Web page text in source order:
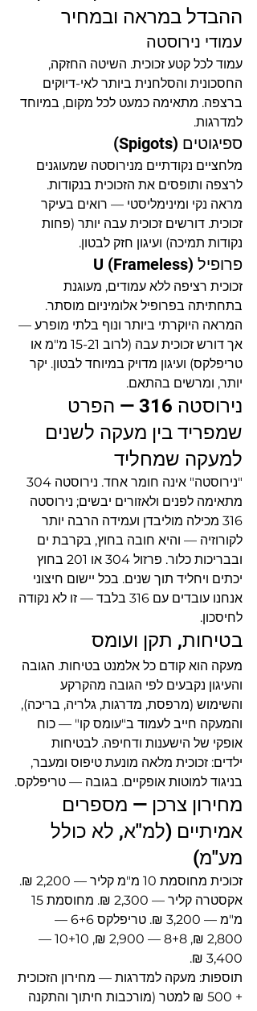
ההבדל במראה ובמחיר
עמודי נירוסטה
עמוד לכל קטע זכוכית. השיטה החזקה,
החסכונית והסלחנית ביותר לאי-דיוקים
ברצפה. מתאימה כמעט לכל מקום, במיוחד
למדרגות.
ספיגוטים (Spigots)
מלחציים נקודתיים מנירוסטה שמעוגנים
לרצפה ותופסים את הזכוכית בנקודות.
מראה נקי ומינימליסטי — רואים בעיקר
זכוכית. דורשים זכוכית עבה יותר (פחות
נקודות תמיכה) ועיגון חזק לבטון.
פרופיל U (Frameless)
זכוכית רציפה ללא עמודים, מעוגנת
בתחתיתה בפרופיל אלומיניום מוסתר.
המראה היוקרתי ביותר ונוף בלתי מופרע —
אך דורש זכוכית עבה (לרוב 15-21 מ"מ או
טריפלקס) ועיגון מדויק במיוחד לבטון. יקר
יותר, ומרשים בהתאם.
נירוסטה 316 — הפרט
שמפריד בין מעקה לשנים
למעקה שמחליד
מתאימה לפנים ולאזורים יבשים; נירוסטה
316 מכילה מוליבדן ועמידה הרבה יותר
לקורוזיה — והיא חובה בחוץ, בקרבת ים
ובבריכות כלור. פרזול 304 או 201 בחוץ
יכתים ויחליד תוך שנים. בכל יישום חיצוני
אנחנו עובדים עם 316 בלבד — זו לא נקודה
לחיסכון.
בטיחות, תקן ועומס
מעקה הוא קודם כל אלמנט בטיחות. הגובה
והעיגון נקבעים לפי הגובה מהקרקע
והשימוש (מרפסת, מדרגות, גלריה, בריכה),
והמעקה חייב לעמוד ב"עומס קו" — כוח
אופקי של הישענות ודחיפה. לבטיחות
ילדים: זכוכית מלאה מונעת טיפוס ומעבר,
בניגוד למוטות אופקיים. בגובה — טריפלקס.
מחירון צרכן — מספרים
אמיתיים (למ"א, לא כולל
מע"מ)
זכוכית מחוסמת 10 מ"מ קליר — 2,200 ₪.
מ"מ — 3,200 ₪. טריפלקס 6+6 —
2,800 ₪, 8+8 — 2,900 ₪, 10+10 —
3,400 ₪.
תוספות: מעקה למדרגות — מחירון הזכוכית
+ 500 ₪ למטר (מורכבות חיתוך והתקנה